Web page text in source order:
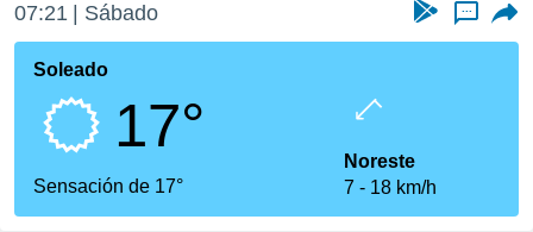
de
por
que se
calidad.
a este
las
07:21 Sábado ...
Soleado
17°
Sensación de 17°
Noreste
7
18 km/h